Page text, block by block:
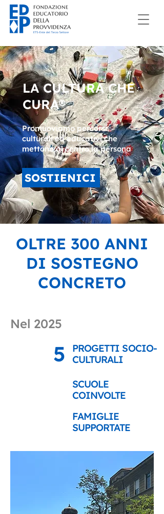
LA CULTURA CHE
CURA®
Promuoviamo percorsi
culturali ed educativi che
mettono al centro la persona
SOSTIENICI
OLTRE 300 ANNI
DI SOSTEGNO
CONCRETO
Nel 2025
5
PROGETTI SOCIO-
CULTURALI
SCUOLE
COINVOLTE
FAMIGLIE
SUPPORTATE